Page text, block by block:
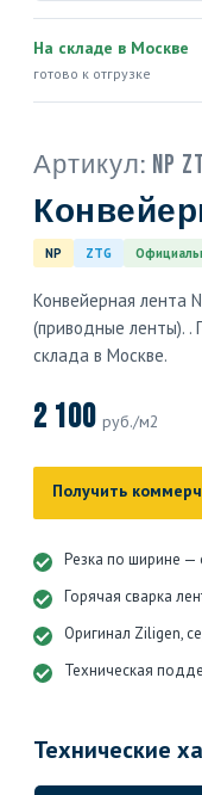
На складе в Москве
готово к отгрузке
Артикул: NP
NP ZTG
Конвейерная лента
(приводные ленты). .
склада в Москве.
2 100 руб./м2
Получить
Резка по ширине —
Горячая сварка
Оригинал Ziligen,
Техническая
Технические